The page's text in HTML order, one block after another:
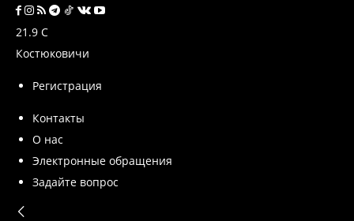
21.9 C
Костюковичи
Регистрация
Контакты
О нас
Электронные обращения
Задайте вопрос